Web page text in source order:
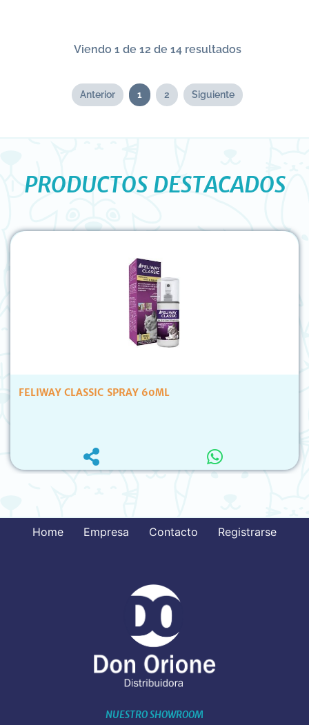
Viendo 1 de 12 de 14 resultados
Anterior 1 2 Siguiente
PRODUCTOS DESTACADOS
FELIWAY CLASSIC SPRAY 60ML
Home Empresa Contacto Registrarse
NUESTRO SHOWROOM